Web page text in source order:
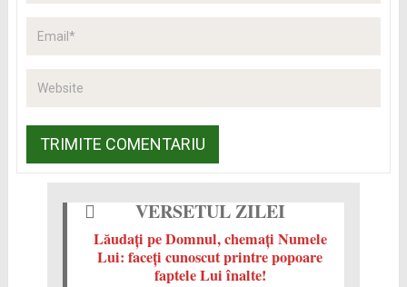
VERSETUL ZILEI
Lăudaţi pe Domnul, chemaţi Numele
Lui: faceţi cunoscut printre popoare
faptele Lui înalte!